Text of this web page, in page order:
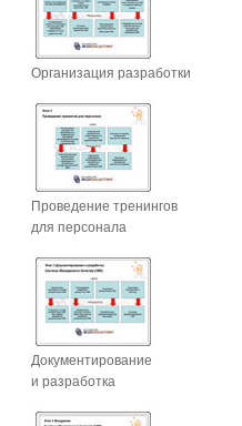
Организация разработки
Проведение тренингов
для персонала
Документирование
и разработка